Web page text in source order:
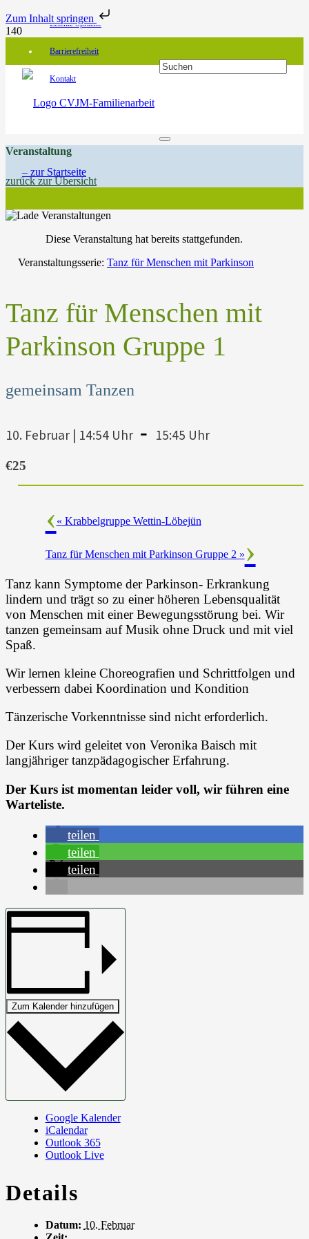
Zum Inhalt springen
Leichte Sprache
Barrierefreiheit
Kontakt
Veranstaltung
zurück zur Übersicht
Diese Veranstaltung hat bereits stattgefunden.
Veranstaltungsserie: Tanz für Menschen mit Parkinson
Tanz für Menschen mit
Parkinson Gruppe 1
gemeinsam Tanzen
10. Februar | 14:54 Uhr - 15:45 Uhr
€25
« Krabbelgruppe Wettin-Löbejün
Tanz für Menschen mit Parkinson Gruppe 2 »
Tanz kann Symptome der Parkinson- Erkrankung
lindern und trägt so zu einer höheren Lebensqualität
von Menschen mit einer Bewegungsstörung bei. Wir
tanzen gemeinsam auf Musik ohne Druck und mit viel
Spaß.
Wir lernen kleine Choreografien und Schrittfolgen und
verbessern dabei Koordination und Kondition
Tänzerische Vorkenntnisse sind nicht erforderlich.
Der Kurs wird geleitet von Veronika Baisch mit
langjähriger tanzpädagogischer Erfahrung.
Der Kurs ist momentan leider voll, wir führen eine
Warteliste.
teilen
teilen
teilen
Zum Kalender hinzufügen
Google Kalender
iCalendar
Outlook 365
Outlook Live
Details
Datum: 10. Februar